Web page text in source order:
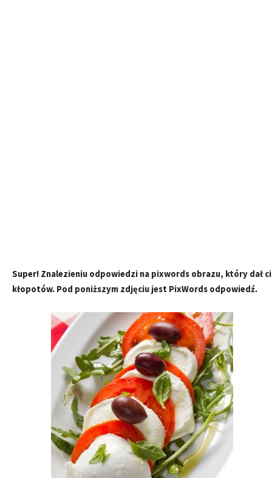
Super! Znalezieniu odpowiedzi na pixwords obrazu, który dał ci
kłopotów. Pod poniższym zdjęciu jest PixWords odpowiedź.